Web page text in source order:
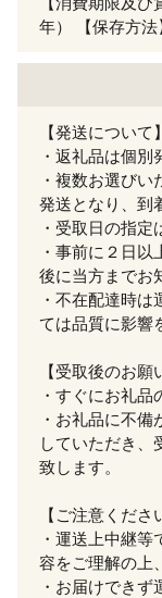
年） 【保存方
【発送について】
・返礼品は個別
・複数お選び
発送となり、到
・受取日の指定
・事前に２日
後に当方までお
・不在配達時
ては品質に影響
【受取後のお願
・すぐにお礼品
・お礼品に不
していただき、
致します。
【ご注意くださ
・運送上中継
容をご理解の上
・お届けできず